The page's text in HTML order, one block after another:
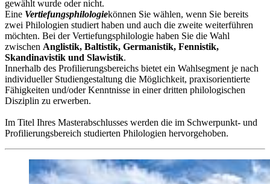
gewählt wurde oder nicht.
Eine Vertiefungsphilologiekönnen Sie wählen, wenn Sie bereits
zwei Philologien studiert haben und auch die zweite weiterführen
möchten. Bei der Vertiefungsphilologie haben Sie die Wahl
zwischen Anglistik, Baltistik, Germanistik, Fennistik,
Skandinavistik und Slawistik.
Innerhalb des Profilierungsbereichs bietet ein Wahlsegment je nach
individueller Studiengestaltung die Möglichkeit, praxisorientierte
Fähigkeiten und/oder Kenntnisse in einer dritten philologischen
Disziplin zu erwerben.
Im Titel Ihres Masterabschlusses werden die im Schwerpunkt- und
Profilierungsbereich studierten Philologien hervorgehoben.